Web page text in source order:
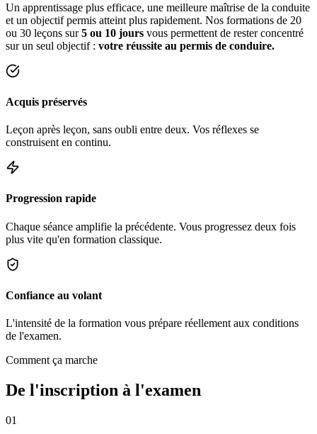
Un apprentissage plus efficace, une meilleure maîtrise de la conduite
et un objectif permis atteint plus rapidement. Nos formations de 20
ou 30 leçons sur5 ou 10 jours vous permettent de rester concentré
sur un seul objectif : votre réussite au permis de conduire.
Acquis préservés
Leçon après leçon, sans oubli entre deux. Vos réflexes se
construisent en continu.
Progression rapide
Chaque séance amplifie la précédente. Vous progressez deux fois
plus vite qu'en formation classique.
Confiance au volant
L'intensité de la formation vous prépare réellement aux conditions
de l'examen.
Comment ça marche
De l'inscription à l'examen
01